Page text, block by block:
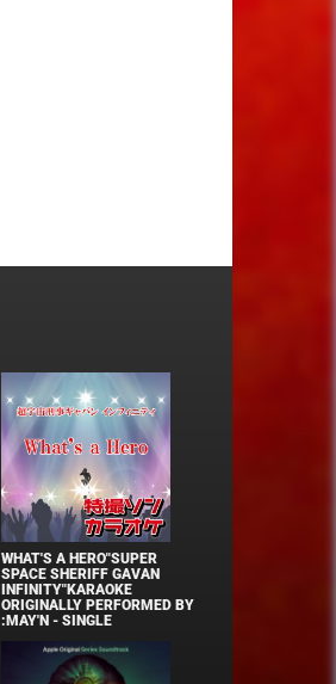
WHAT'S A HERO"SUPER
SPACE SHERIFF GAVAN
INFINITY"KARAOKE
ORIGINALLY PERFORMED BY
:MAY'N - SINGLE